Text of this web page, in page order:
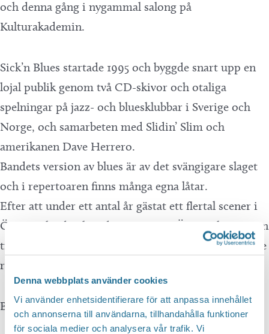
Denna webbplats använder cookies
Vi använder enhetsidentifierare för att anpassa innehållet
och annonserna till användarna, tillhandahålla funktioner
för sociala medier och analysera vår trafik. Vi
och denna gång i nygammal salong på
Kulturakademin.
Sick’n Blues startade 1995 och byggde snart upp en
lojal publik genom två CD-skivor och otaliga
spelningar på jazz- och bluesklubbar i Sverige och
Norge, och samarbeten med Slidin’ Slim och
amerikanen Dave Herrero.
Bandets version av blues är av det svängigare slaget
och i repertoaren finns många egna låtar.
Efter att under ett antal år gästat ett flertal scener i
Östergötland och södra Sverige är Östgötakvartetten
tillbaka i ursprungsversion med ett svängigt men lite
råare sound.
Biljetter säljs på: www.nortic.se